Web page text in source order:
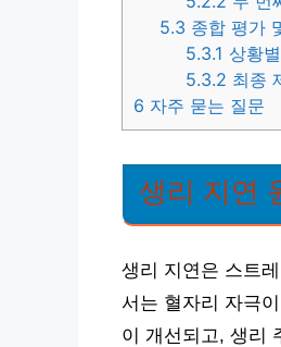
5.3 종합 평가
5.3.1 상황
5.3.2 최종
6 자주 묻는 질문
생리 지연
생리 지연은 스트
서는 혈자리 자극
이 개선되고, 생리